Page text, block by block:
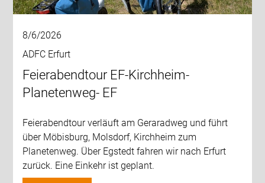
8/6/2026
ADFC Erfurt
Feierabendtour EF-Kirchheim-
Planetenweg- EF
Feierabendtour verläuft am Geraradweg und führt
über Möbisburg, Molsdorf, Kirchheim zum
Planetenweg. Über Egstedt fahren wir nach Erfurt
zurück. Eine Einkehr ist geplant.